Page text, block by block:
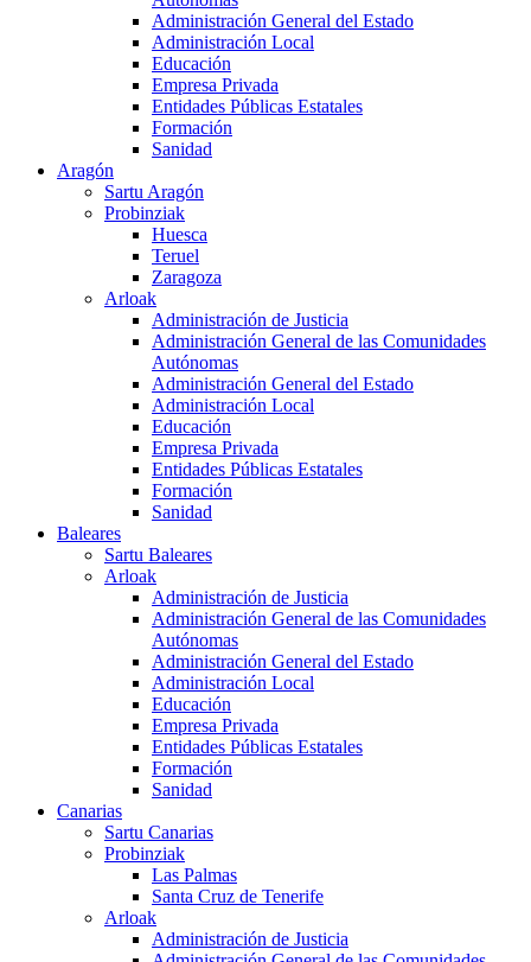
Administración General del Estado
Administración Local
Educación
Empresa Privada
Entidades Públicas Estatales
Formación
Sanidad
Aragón
Sartu Aragón
Probinziak
Huesca
Teruel
Zaragoza
Arloak
Administración de Justicia
Administración General de las Comunidades
Autónomas
Administración General del Estado
Administración Local
Educación
Empresa Privada
Entidades Públicas Estatales
Formación
Sanidad
Baleares
Sartu Baleares
Arloak
Administración de Justicia
Administración General de las Comunidades
Autónomas
Administración General del Estado
Administración Local
Educación
Empresa Privada
Entidades Públicas Estatales
Formación
Sanidad
Canarias
Sartu Canarias
Probinziak
Las Palmas
Santa Cruz de Tenerife
Arloak
Administración de Justicia